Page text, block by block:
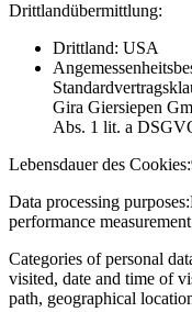
Drittlandübermittlung:
Drittland: USA
Gira Giersiepen
Abs. 1 lit. a
Lebensdauer des Cookies:
Data processing purposes:
performance measurement
Categories of personal
visited, date and time of
path, geographical